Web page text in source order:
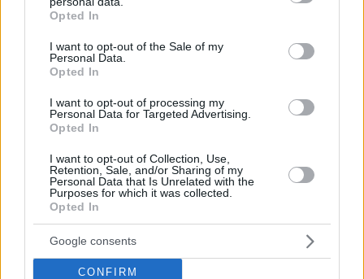
grant or deny consent to Google and its third-party tags to
use your data for below specified purposes in below Google
consent section.
Opted In
I want to opt-out of the Sale of my
Personal Data.
Opted In
I want to opt-out of processing my
Personal Data for Targeted Advertising.
Opted In
I want to opt-out of Collection, Use,
Retention, Sale, and/or Sharing of my
Personal Data that Is Unrelated with the
Purposes for which it was collected.
Opted In
Google consents
CONFIRM
επιστημόνων του πληκτρολογίου !!! ΠΛΑΚΑ ΕΧΕΤΑΙ
ΑΠΑΝΤΗΣΗ
11.05.2026, 13:41
ελπίζω τα υδραυλικά έργα σου να μην ειναι οπως
ΑΠΑΝΤΗΣΗ
Όσο υπάρχουν.. Τσίπρας, Καρυστινού και Κασελακης,
υπάρχει.. ελπίδα.